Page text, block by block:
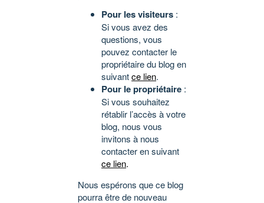
Pour les visiteurs :
Si vous avez des
questions, vous
pouvez contacter le
propriétaire du blog en
suivantce lien.
Pour le propriétaire :
Si vous souhaitez
rétablir l’accès à votre
blog, nous vous
invitons à nous
contacter en suivant
ce lien.
Nous espérons que ce blog
pourra être de nouveau